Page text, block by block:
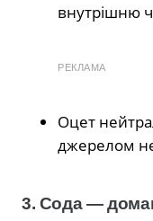
внутрішню
РЕКЛАМА
Оцет
джерелом
3. Сода —